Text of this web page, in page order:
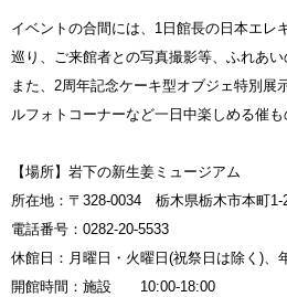
イベントの合間には、1日館長の日本エレ
巡り、ご来館者との写真撮影等、ふれあい
また、2周年記念ケーキ型オブジェ特別展
ルフォトコーナーなど一日中楽しめる催も
【場所】岩下の新生姜ミュージアム
所在地：〒328-0034 栃木県栃木市本町1-
電話番号：0282-20-5533
休館日：月曜日・火曜日(祝祭日は除く)、
開館時間：施設 10:00-18:00